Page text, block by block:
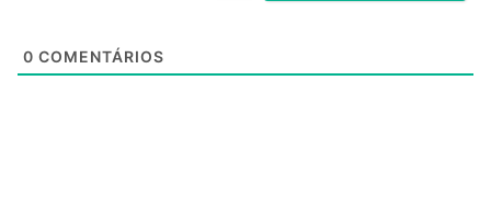
0 COMENTÁRIOS